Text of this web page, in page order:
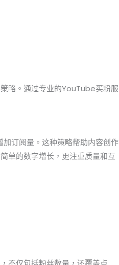
略。通过专业的YouTube买粉服
订阅量。这种策略帮助内容创作
单的数字增长，更注重质量和互